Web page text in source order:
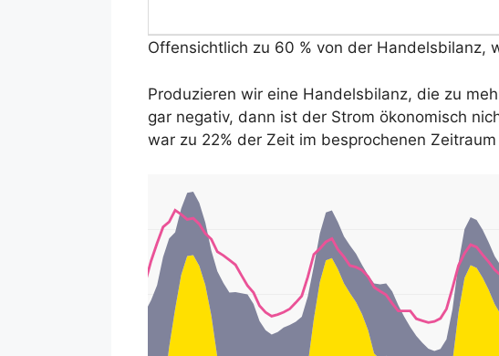
Offensichtlich zu 60 % von der Handelsbilanz,
Produzieren wir eine Handelsbilanz, die zu
gar negativ, dann ist der Strom ökonomisch
war zu 22% der Zeit im besprochenen